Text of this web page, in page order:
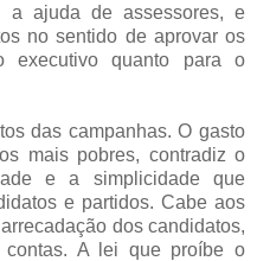
a ajuda de assessores, e
no sentido de aprovar os
quanto para o
das campanhas. O gasto
mais pobres, contradiz o
e a simplicidade que
e partidos. Cabe aos
dos candidatos,
contas. A lei que proíbe o